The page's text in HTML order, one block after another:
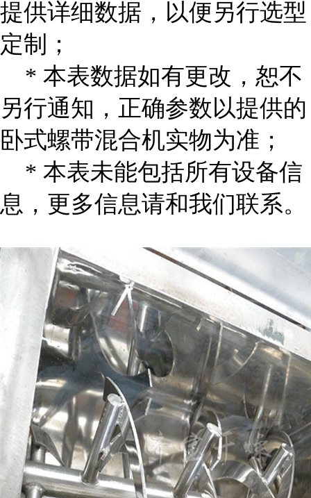
提供详细数据，以便另行选型
定制；
* 本表数据如有更改，恕不
另行通知，正确参数以提供的
卧式螺带混合机实物为准；
* 本表未能包括所有设备信
息，更多信息请和我们联系。